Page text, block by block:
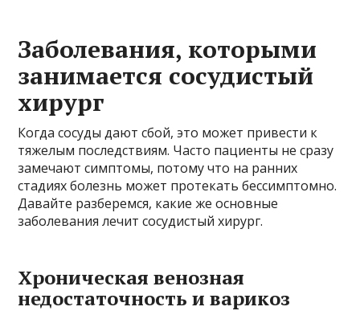
Заболевания, которыми
занимается сосудистый
хирург
Когда сосуды дают сбой, это может привести к
тяжелым последствиям. Часто пациенты не сразу
замечают симптомы, потому что на ранних
стадиях болезнь может протекать бессимптомно.
Давайте разберемся, какие же основные
заболевания лечит сосудистый хирург.
Хроническая венозная
недостаточность и варикоз